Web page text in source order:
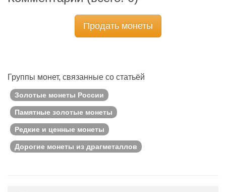
Продать монеты
Группы монет, связанные со статьёй
Золотые монеты России
Памятные золотые монеты
Редкие и ценные монеты
Дорогие монеты из драгметаллов